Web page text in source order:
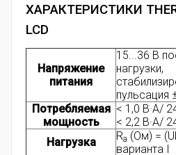
ХАРАКТЕРИСТИКИ
LCD
Напряжение
питания
15...36 В
нагрузки,
пульсация
Потребляемая
мощность
< 1,0 В·А/
< 2,2 В·А/
Нагрузка
Ra (Ом) =
варианта I